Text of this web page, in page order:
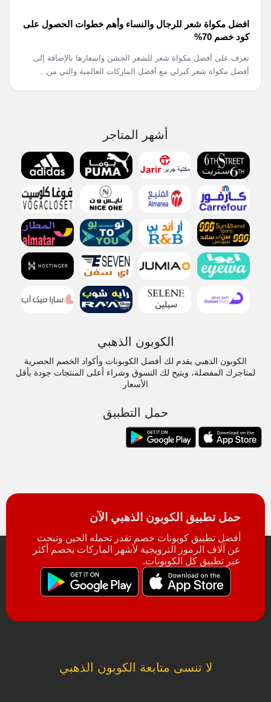
افضل مكواة شعر للرجال والنساء وأهم خطوات الحصول على
كود خصم 70%
تعرف على أفضل مكواة شعر للشعر الخشن واسعارها بالإضافة إلى
أفضل مكواة شعر كيرلي مع أفضل الماركات العالمية والتي من...
أشهر المتاجر
الكوبون الذهبي
الكوبون الذهبي يقدم لك أفضل الكوبونات وأكواد الخصم الحصرية
لمتاجرك المفضلة، ويتيح لك التسوق وشراء أعلى المنتجات جودة بأقل
الأسعار
حمل التطبيق
حمل تطبيق الكوبون الذهبي الآن
أفضل تطبيق كوبونات خصم تقدر تحمله الحين وتبحث
عن آلاف الرموز الترويجية لأشهر الماركات بخصم أكثر
عبر تطبيق كل الكوبونات.
لا تنسى متابعة الكوبون الذهبي